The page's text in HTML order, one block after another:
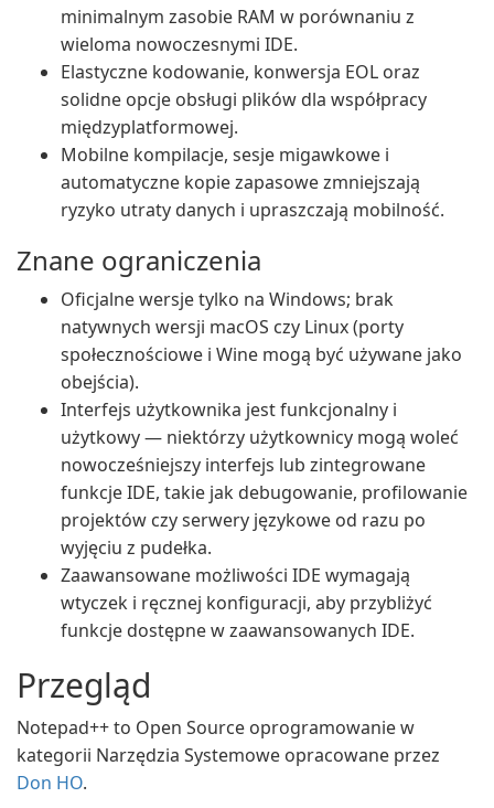
minimalnym zasobie RAM w porównaniu z
wieloma nowoczesnymi IDE.
Elastyczne kodowanie, konwersja EOL oraz
solidne opcje obsługi plików dla współpracy
międzyplatformowej.
Mobilne kompilacje, sesje migawkowe i
automatyczne kopie zapasowe zmniejszają
ryzyko utraty danych i upraszczają mobilność.
Znane ograniczenia
Oficjalne wersje tylko na Windows; brak
natywnych wersji macOS czy Linux (porty
społecznościowe i Wine mogą być używane jako
obejścia).
Interfejs użytkownika jest funkcjonalny i
użytkowy — niektórzy użytkownicy mogą woleć
nowocześniejszy interfejs lub zintegrowane
funkcje IDE, takie jak debugowanie, profilowanie
projektów czy serwery językowe od razu po
wyjęciu z pudełka.
Zaawansowane możliwości IDE wymagają
wtyczek i ręcznej konfiguracji, aby przybliżyć
funkcje dostępne w zaawansowanych IDE.
Przegląd
Notepad++ to Open Source oprogramowanie w
kategorii Narzędzia Systemowe opracowane przez
Don HO.